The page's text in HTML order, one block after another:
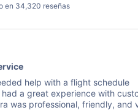
en 34,320 reseñas
help with a flight schedule
a great experience with
was professional, friendly, and